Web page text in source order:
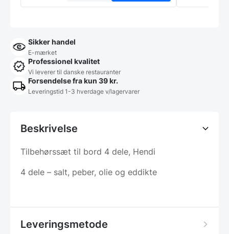
Sikker handel
E-mærket
Professionel kvalitet
Vi leverer til danske restauranter
Forsendelse fra kun 39 kr.
Leveringstid 1-3 hverdage v/lagervarer
Beskrivelse
Tilbehørssæt til bord 4 dele, Hendi
4 dele – salt, peber, olie og eddikte
Leveringsmetode